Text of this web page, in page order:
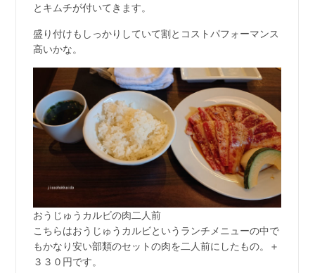
とキムチが付いてきます。
盛り付けもしっかりしていて割とコストパフォーマンス
高いかな。
おうじゅうカルビの肉二人前
こちらはおうじゅうカルビというランチメニューの中で
もかなり安い部類のセットの肉を二人前にしたもの。＋
３３０円です。